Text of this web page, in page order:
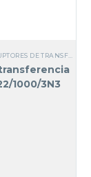
DE TRANSFERENCIA
1000/3N3